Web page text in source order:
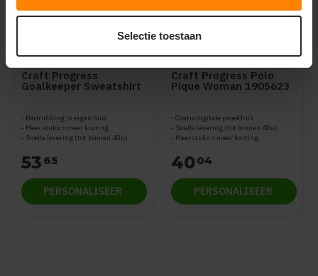
Selectie toestaan
Craft Progress
Goalkeeper Sweatshirt
Men 1907947
Bedrukking in eigen huis
Meer stuks = meer korting
Snelle levering (tot binnen 48u)
53 65
PERSONALISEER
Craft Progress Polo
Pique Woman 1905623
Gratis digitale proefdruk
Snelle levering (tot binnen 48u)
Meer stuks = meer korting
4004
PERSONALISEER